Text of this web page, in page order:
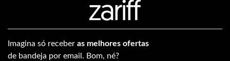
Imagina só receber as melhores ofertas
de bandeja por email. Bom, né?